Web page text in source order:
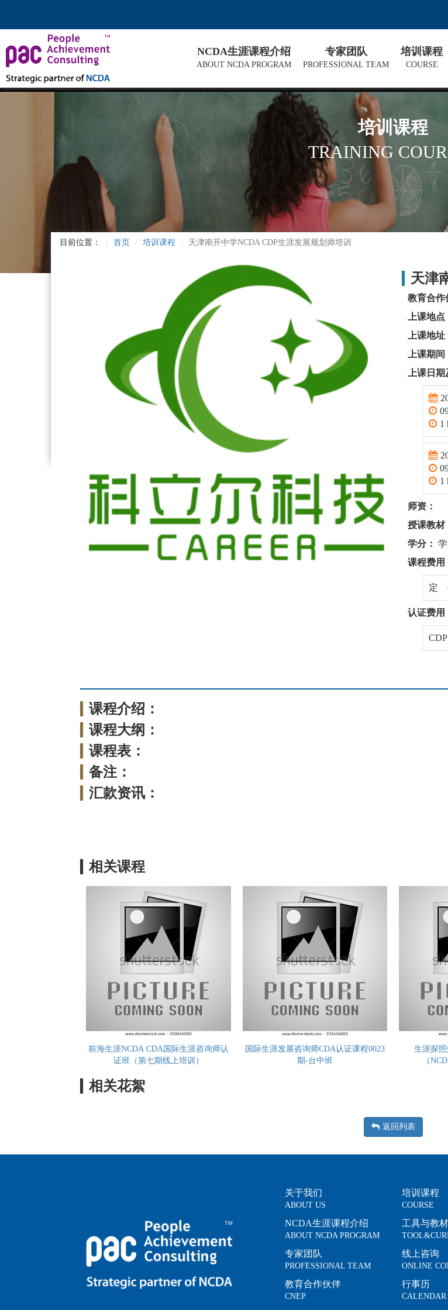
NCDA生涯课程介绍
ABOUT NCDA PROGRAM
专家团队
PROFESSIONAL TEAM
培训课程
COURSE
培训课程
TRAINING
目前位置： 首页 培训课程 天津南开中学NCDA CDP生涯发展规划师培训
天津
教育合作
上课地点
上课地址
上课期间
上课日
1
1
师资：
授课教材
学分：
课程费用
定
认证费用
课程介绍：
课程大纲：
课程表：
备注：
汇款资讯：
相关课程
前海生涯NCDA CDA国际生涯咨询师认
证班（第七期线上培训）
国际生涯发展咨询师CDA认证课程0023
期-台中班
生涯探
（
相关花絮
返回列表
关于我们
ABOUT US
NCDA生涯课程介绍
ABOUT NCDA PROGRAM
专家团队
PROFESSIONAL TEAM
教育合作伙伴
CNEP
培训课程
COURSE
工具与教材
线上咨询
ONLINE
行事历
CALENDAR